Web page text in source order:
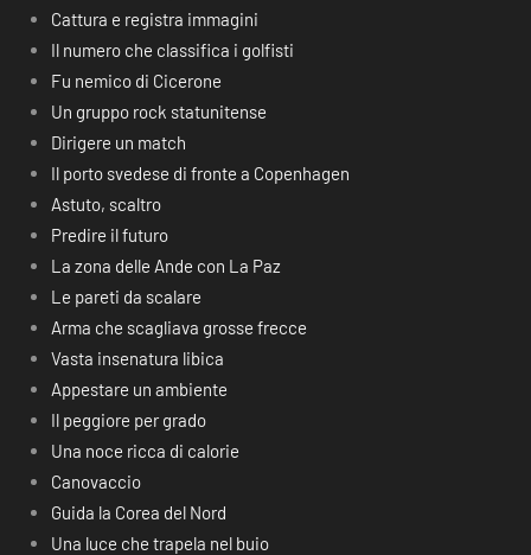
Cattura e registra immagini
Il numero che classifica i golfisti
Fu nemico di Cicerone
Un gruppo rock statunitense
Dirigere un match
Il porto svedese di fronte a Copenhagen
Astuto, scaltro
Predire il futuro
La zona delle Ande con La Paz
Le pareti da scalare
Arma che scagliava grosse frecce
Vasta insenatura libica
Appestare un ambiente
Il peggiore per grado
Una noce ricca di calorie
Canovaccio
Guida la Corea del Nord
Una luce che trapela nel buio